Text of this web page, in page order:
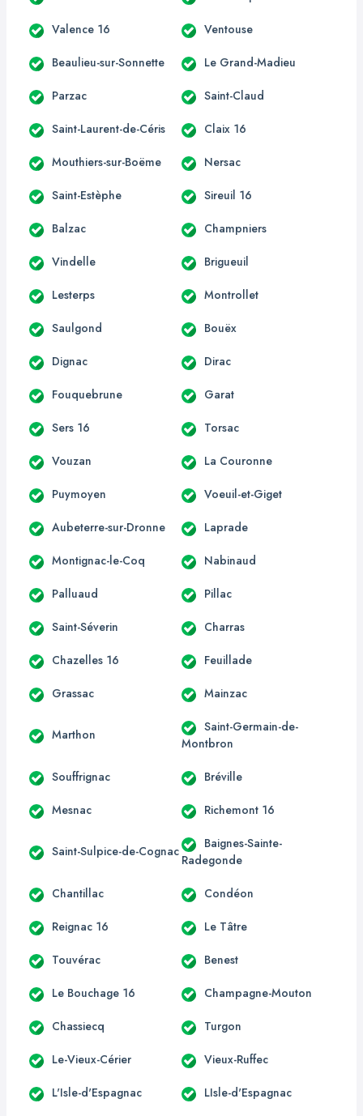
Valence 16 Ventouse
Beaulieu-sur-Sonnette Le Grand-Madieu
Parzac Saint-Claud
Saint-Laurent-de-Céris Claix 16
Mouthiers-sur-Boëme Nersac
Saint-Estèphe Sireuil 16
Balzac Champniers
Vindelle Brigueuil
Lesterps Montrollet
Saulgond Bouëx
Dignac Dirac
Fouquebrune Garat
Sers 16 Torsac
Vouzan La Couronne
Puymoyen Voeuil-et-Giget
Aubeterre-sur-Dronne Laprade
Montignac-le-Coq Nabinaud
Palluaud Pillac
Saint-Séverin Charras
Chazelles 16 Feuillade
Grassac Mainzac
Marthon
Saint-Germain-de-
Montbron
Souffrignac Bréville
Mesnac Richemont 16
Saint-Sulpice-de-Cognac
Baignes-Sainte-
Radegonde
Chantillac Condéon
Reignac 16 Le Tâtre
Touvérac Benest
Le Bouchage 16 Champagne-Mouton
Chassiecq Turgon
Le-Vieux-Cérier Vieux-Ruffec
L'Isle-d'Espagnac LIsle-d'Espagnac